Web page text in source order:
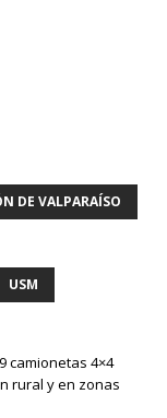
DE VALPARAÍSO
USM
camionetas 4×4
rural y en zonas